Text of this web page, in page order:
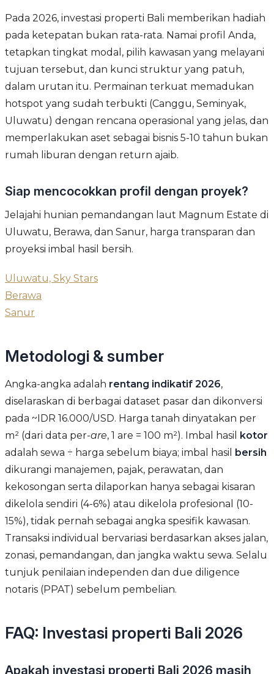
Pada 2026, investasi properti Bali memberikan hadiah
pada ketepatan bukan rata-rata. Namai profil Anda,
tetapkan tingkat modal, pilih kawasan yang melayani
tujuan tersebut, dan kunci struktur yang patuh,
dalam urutan itu. Permainan terkuat memadukan
hotspot yang sudah terbukti (Canggu, Seminyak,
Uluwatu) dengan rencana operasional yang jelas, dan
memperlakukan aset sebagai bisnis 5-10 tahun bukan
rumah liburan dengan return ajaib.
Siap mencocokkan profil dengan proyek?
Jelajahi hunian pemandangan laut Magnum Estate di
Uluwatu, Berawa, dan Sanur, harga transparan dan
proyeksi imbal hasil bersih.
Uluwatu, Sky Stars
Berawa
Sanur
Metodologi & sumber
Angka-angka adalah rentang indikatif 2026,
diselaraskan di berbagai dataset pasar dan dikonversi
pada ~IDR 16.000/USD. Harga tanah dinyatakan per
m² (dari data per-are, 1 are = 100 m²). Imbal hasil kotor
adalah sewa ÷ harga sebelum biaya; imbal hasil bersih
dikurangi manajemen, pajak, perawatan, dan
kekosongan serta dilaporkan hanya sebagai kisaran
dikelola sendiri (4-6%) atau dikelola profesional (10-
15%), tidak pernah sebagai angka spesifik kawasan.
Transaksi individual bervariasi berdasarkan akses jalan,
zonasi, pemandangan, dan jangka waktu sewa. Selalu
tunjuk penilaian independen dan due diligence
notaris (PPAT) sebelum pembelian.
FAQ: Investasi properti Bali 2026
Apakah investasi properti Bali 2026 masih